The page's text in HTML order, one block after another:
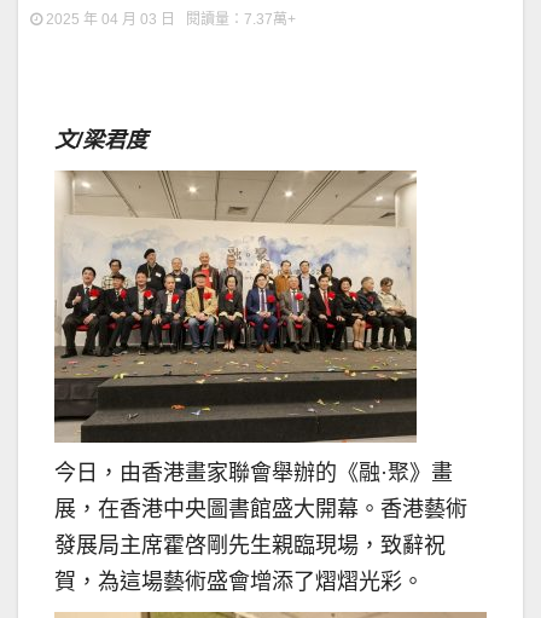
2025 年 04 月 03 日 閱讀量：7.37萬+
文/梁君度
今日，由香港畫家聯會舉辦的《融·聚》畫
展，在香港中央圖書館盛大開幕。香港藝術
發展局主席霍啓剛先生親臨現場，致辭祝
賀，為這場藝術盛會增添了熠熠光彩。